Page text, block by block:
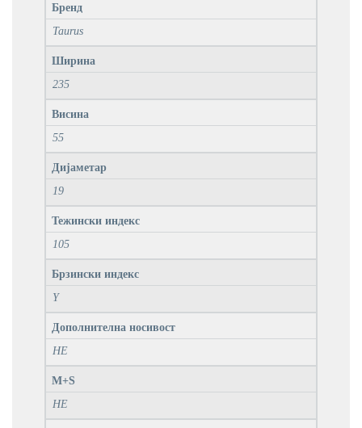
Бренд
Taurus
Ширина
235
Висина
55
Дијаметар
19
Тежински индекс
105
Брзински индекс
Y
Дополнителна носивост
НЕ
M+S
НЕ